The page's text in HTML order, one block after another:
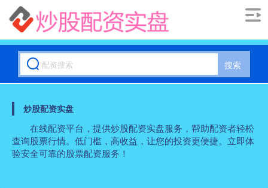
搜索
炒股配资实盘
在线配资平台，提供炒股配资实盘服务，帮助配资者轻松
查询股票行情。低门槛，高收益，让您的投资更便捷。立即体
验安全可靠的股票配资服务！